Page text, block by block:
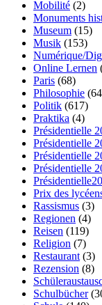
Mobilité (2)
Monuments
Museum (15)
Musik (153)
Numérique/
Online Lernen
Paris (68)
Philosophie
Politik (617)
Praktika (4)
Présidentielle
Présidentielle
Présidentielle
Présidentielle
Prix des
Rassismus (3)
Regionen (4)
Reisen (119)
Religion (7)
Restaurant (3)
Rezension (8)
Schulbücher